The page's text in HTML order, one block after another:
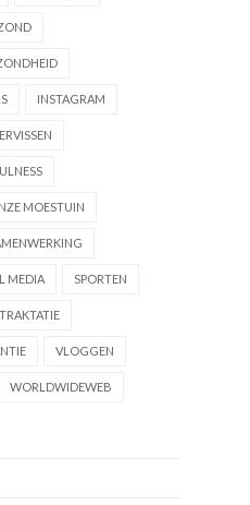
INSTAGRAM
MOESTUIN
MEDIA SPORTEN
TRAKTATIE
VLOGGEN
WORLDWIDEWEB